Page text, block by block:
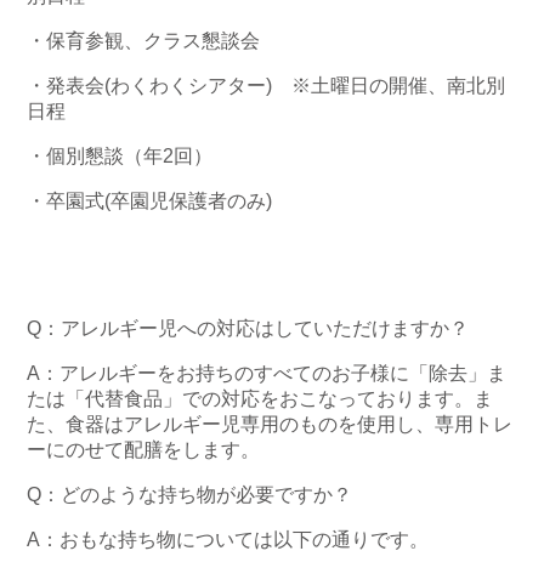
・保育参観、クラス懇談会
・発表会(わくわくシアター) ※土曜日の開催、南北別
日程
・個別懇談（年2回）
・卒園式(卒園児保護者のみ)
Q：アレルギー児への対応はしていただけますか？
A：アレルギーをお持ちのすべてのお子様に「除去」ま
たは「代替食品」での対応をおこなっております。ま
た、食器はアレルギー児専用のものを使用し、専用トレ
ーにのせて配膳をします。
Q：どのような持ち物が必要ですか？
A：おもな持ち物については以下の通りです。